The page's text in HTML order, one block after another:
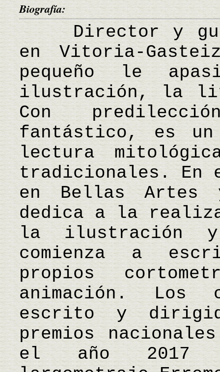
Biografía:
Director y
en Vitoria-
pequeño le
ilustración, la
Con
fantástico, es
lectura
tradicionales. En
en Bellas Artes
dedica a la
la ilustración
comienza a
propios
animación. Los
escrito y
premios
el año 2017